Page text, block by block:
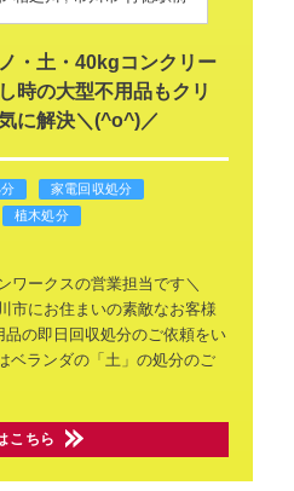
・土・40kgコンクリー
時の大型不用品もクリ
に解決＼(^o^)／
家電回収処分
植木処分
ワークスの営業担当です＼
市にお住まいの素敵なお客様
品の即日回収処分のご依頼をい
ベランダの「土」の処分のご
こちら